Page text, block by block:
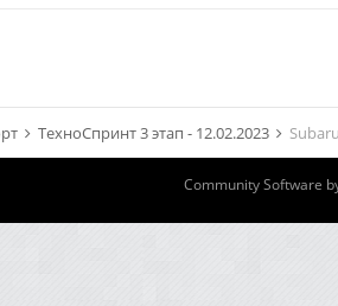
ТехноСпринт 3 этап - 12.02.2023 Subaru
Community Software